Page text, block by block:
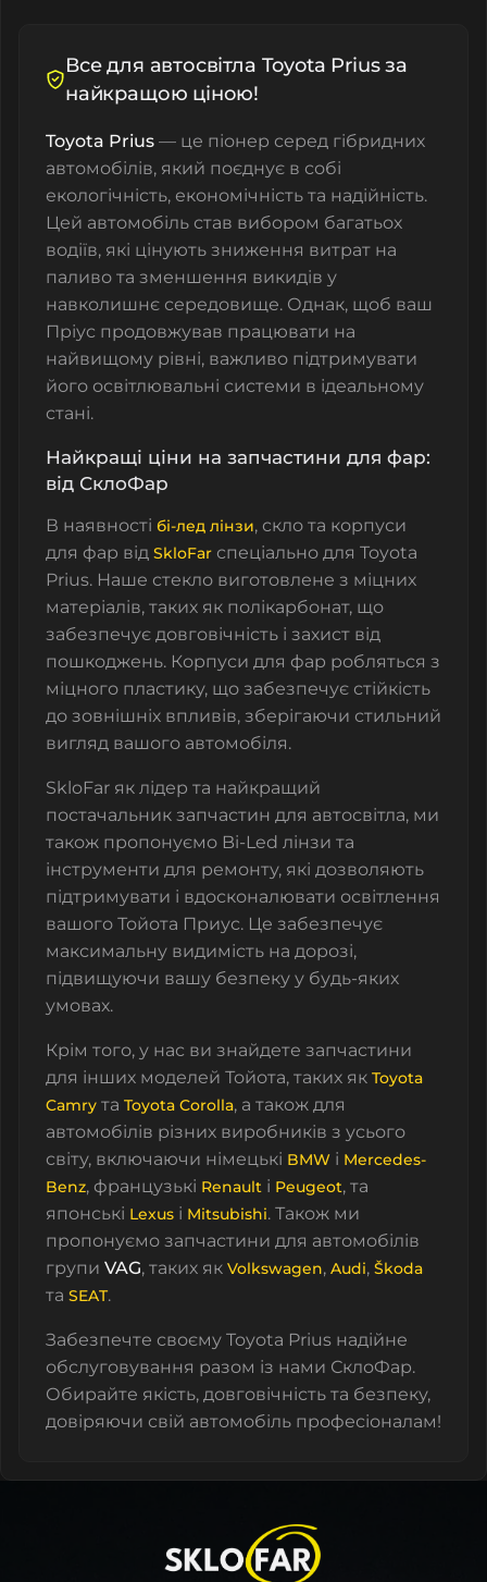
Все для автосвітла Toyota Prius за
найкращою ціною!
Toyota Prius — це піонер серед гібридних
автомобілів, який поєднує в собі
екологічність, економічність та надійність.
Цей автомобіль став вибором багатьох
водіїв, які цінують зниження витрат на
паливо та зменшення викидів у
навколишнє середовище. Однак, щоб ваш
Пріус продовжував працювати на
найвищому рівні, важливо підтримувати
його освітлювальні системи в ідеальному
стані.
Найкращі ціни на запчастини для фар:
від СклоФар
В наявності бі-лед лінзи, скло та корпуси
для фар від SkloFar спеціально для Toyota
Prius. Наше стекло виготовлене з міцних
матеріалів, таких як полікарбонат, що
забезпечує довговічність і захист від
пошкоджень. Корпуси для фар робляться з
міцного пластику, що забезпечує стійкість
до зовнішніх впливів, зберігаючи стильний
вигляд вашого автомобіля.
SkloFar як лідер та найкращий
постачальник запчастин для автосвітла, ми
також пропонуємо Bi-Led лінзи та
інструменти для ремонту, які дозволяють
підтримувати і вдосконалювати освітлення
вашого Тойота Приус. Це забезпечує
максимальну видимість на дорозі,
підвищуючи вашу безпеку у будь-яких
умовах.
Крім того, у нас ви знайдете запчастини
для інших моделей Тойота, таких як Toyota
Camry та Toyota Corolla, а також для
автомобілів різних виробників з усього
світу, включаючи німецькі BMW і Mercedes-
Benz, французькі Renault і Peugeot, та
японські Lexus і Mitsubishi. Також ми
пропонуємо запчастини для автомобілів
групи VAG, таких як Volkswagen, Audi, Škoda
та SEAT.
Забезпечте своєму Toyota Prius надійне
обслуговування разом із нами СклоФар.
Обирайте якість, довговічність та безпеку,
довіряючи свій автомобіль професіоналам!